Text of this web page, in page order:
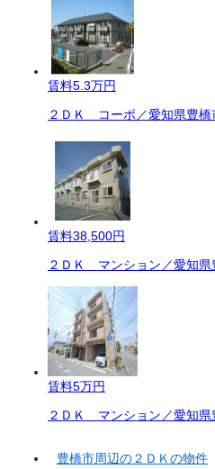
賃料5.3万円
２ＤＫ コーポ／愛知県豊橋
賃料38,500円
２ＤＫ マンション／愛知県
賃料5万円
２ＤＫ マンション／愛知県
豊橋市周辺の２ＤＫの物件